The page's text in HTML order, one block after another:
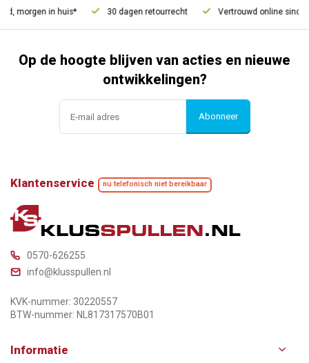
morgen in huis* 30 dagen retourrecht Vertrouwd online sinds
Op de hoogte blijven van acties en nieuwe
ontwikkelingen?
Abonneer
Klantenservice nu telefonisch niet bereikbaar
0570-626255
info@klusspullen.nl
KVK-nummer: 30220557
BTW-nummer: NL817317570B01
Informatie